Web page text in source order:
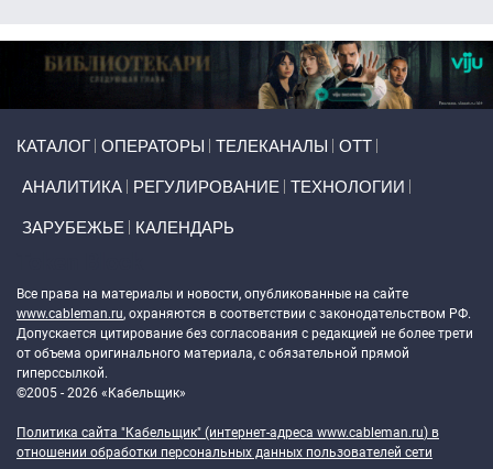
КАТАЛОГ ОПЕРАТОРЫ ТЕЛЕКАНАЛЫ ОТТ
АНАЛИТИКА РЕГУЛИРОВАНИЕ ТЕХНОЛОГИИ
ЗАРУБЕЖЬЕ КАЛЕНДАРЬ
Все права на материалы и новости, опубликованные на сайте
www.cableman.ru, охраняются в соответствии с законодательством РФ.
Допускается цитирование без согласования с редакцией не более трети
от объема оригинального материала, с обязательной прямой
гиперссылкой.
©2005 - 2026 «Кабельщик»
Политика сайта "Кабельщик" (интернет-адреса www.cableman.ru) в
отношении обработки персональных данных пользователей сети